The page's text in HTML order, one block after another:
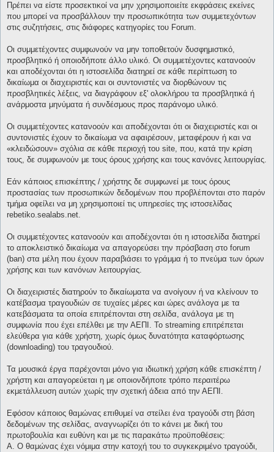
Πρέπει να είστε προσεκτικοί να μην χρησιμοποιείτε εκφράσεις εκείνες
που μπορεί να προσβάλλουν την προσωπικότητα των συμμετεχόντων
στις συζητήσεις, στις διάφορες κατηγορίες του Forum.
Οι συμμετέχοντες συμφωνούν να μην τοποθετούν δυσφημιστικό,
προσβλητικό ή οποιοδήποτε άλλο υλικό. Οι συμμετέχοντες κατανοούν
και αποδέχονται ότι η ιστοσελίδα διατηρεί σε κάθε περίπτωση το
δικαίωμα οι διαχειριστές και οι συντονιστές να διορθώνουν τις
προσβλητικές λέξεις, να διαγράφουν εξ' ολοκλήρου τα προσβλητικά ή
ανάρμοστα μηνύματα ή συνδέσμους προς παράνομο υλικό.
Οι συμμετέχοντες κατανοούν και αποδέχονται ότι οι διαχειριστές και οι
συντονιστές έχουν το δικαίωμα να αφαιρέσουν, μεταφέρουν ή και να
«κλειδώσουν» σχόλια σε κάθε περιοχή του site, που, κατά την κρίση
τους, δε συμφωνούν με τους όρους χρήσης και τους κανόνες λειτουργίας.
Εάν κάποιος επισκέπτης / χρήστης δε συμφωνεί με τους όρους
προστασίας των προσωπικών δεδομένων που προβλέπονται στο παρόν
τμήμα οφείλει να μη χρησιμοποιεί τις υπηρεσίες της ιστοσελίδας
rebetiko.sealabs.net.
Οι συμμετέχοντες κατανοούν και αποδέχονται ότι η ιστοσελίδα διατηρεί
το αποκλειστικό δικαίωμα να απαγορεύσει την πρόσβαση στο forum
(ban) στα μέλη που έχουν παραβιάσει το γράμμα ή το πνεύμα των όρων
χρήσης και των κανόνων λειτουργίας.
Οι διαχειριστές διατηρούν το δικαίωματα να ανοίγουν ή να κλείνουν το
κατέβασμα τραγουδιών σε τυχαίες μέρες και ώρες ανάλογα με τα
κατεβάσματα τα οποία επιτρέπονται στη σελίδα, ανάλογα με τη
συμφωνία που έχει επέλθει με την ΑΕΠΙ. Το streaming επιτρέπεται
ελεύθερα για κάθε χρήστη, χωρίς όμως δυνατότητα καταφόρτωσης
(downloading) του τραγουδιού.
Τα μουσικά έργα παρέχονται μόνο για ιδιωτική χρήση κάθε επισκέπτη /
χρήστη και απαγορεύεται η με οποιονδήποτε τρόπο περαιτέρω
εκμετάλλευση αυτών χωρίς την σχετική άδεια από την ΑΕΠΙ.
Εφόσον κάποιος θαμώνας επιθυμεί να στείλει ένα τραγούδι στη βάση
δεδομένων της σελίδας, αναγνωρίζει ότι το κάνει με δική του
πρωτοβουλία και ευθύνη και με τις παρακάτω προϋποθέσεις:
Α. Ο θαμώνας έχει νόμιμα στην κατοχή του το συγκεκριμένο τραγούδι,